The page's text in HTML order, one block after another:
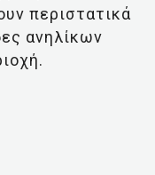
περιστατικά
ανηλίκων